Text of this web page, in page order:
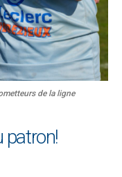
de la ligne
patron!